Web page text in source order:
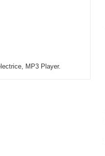
MP3 Player.